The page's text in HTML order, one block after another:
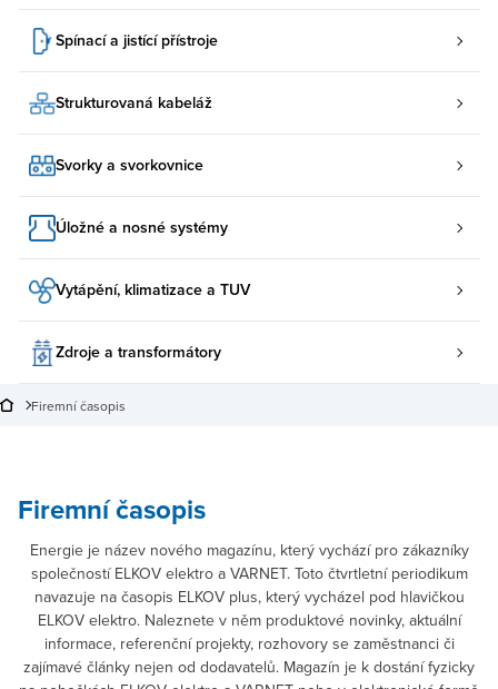
Spínací a jistící přístroje
Strukturovaná kabeláž
Svorky a svorkovnice
Úložné a nosné systémy
Vytápění, klimatizace a TUV
Zdroje a transformátory
Firemní časopis
Firemní časopis
Energie je název nového magazínu, který vychází pro zákazníky
společností ELKOV elektro a VARNET. Toto čtvrtletní periodikum
navazuje na časopis ELKOV plus, který vycházel pod hlavičkou
ELKOV elektro. Naleznete v něm produktové novinky, aktuální
informace, referenční projekty, rozhovory se zaměstnanci či
zajímavé články nejen od dodavatelů. Magazín je k dostání fyzicky